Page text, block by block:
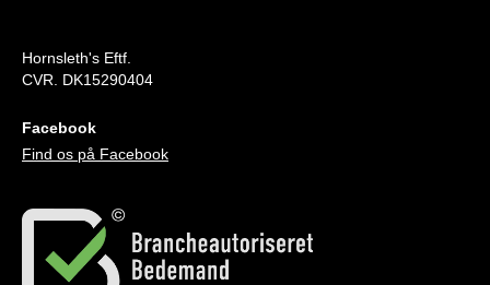
Hornsleth's Eftf.
CVR. DK15290404
Facebook
Find os på Facebook